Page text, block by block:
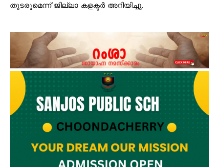
തുടരുമെന്ന് ജില്ലാ കളക്ടർ അറിയിച്ചു.